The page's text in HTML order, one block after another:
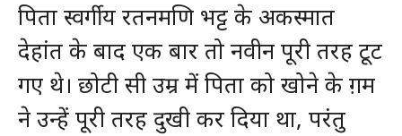
पिता स्वर्गीय रतनमणि भट्ट के अकस्मात
देहांत के बाद एक बार तो नवीन पूरी तरह टूट
ग‌ए थे। छोटी सी उम्र में पिता को खोने के ग़म
ने उन्हें पूरी तरह दुखी कर दिया था, परंतु